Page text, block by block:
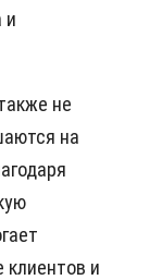
и
не
на
клиентов и